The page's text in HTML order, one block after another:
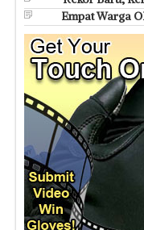
Empat Warga